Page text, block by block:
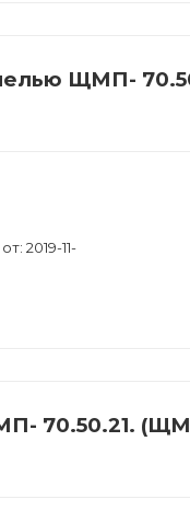
ЩМП-
2019-11-
70.50.21.